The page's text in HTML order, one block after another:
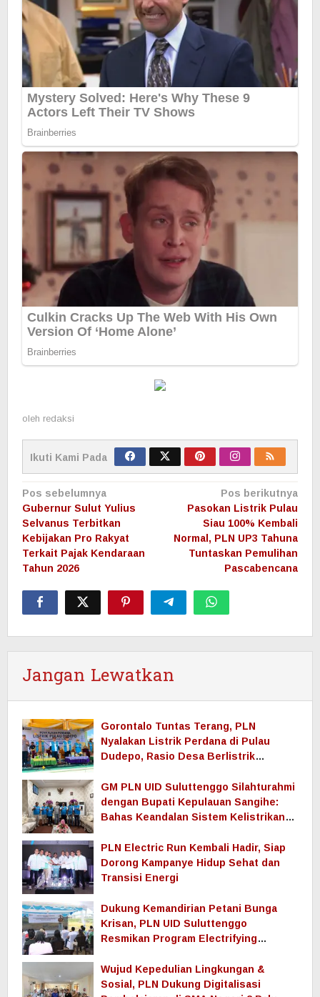
oleh redaksi
Ikuti Kami Pada
Navigasi
pos
Pos sebelumnya
Gubernur Sulut Yulius
Selvanus Terbitkan
Kebijakan Pro Rakyat
Terkait Pajak Kendaraan
Tahun 2026
Pos berikutnya
Pasokan Listrik Pulau
Siau 100% Kembali
Normal, PLN UP3 Tahuna
Tuntaskan Pemulihan
Pascabencana
Jangan Lewatkan
Gorontalo Tuntas Terang, PLN
Nyalakan Listrik Perdana di Pulau
Dudepo, Rasio Desa Berlistrik
GM PLN UID Suluttenggo Silahturahmi
dengan Bupati Kepulauan Sangihe:
Bahas Keandalan Sistem Kelistrikan
Tamako
PLN Electric Run Kembali Hadir, Siap
Dorong Kampanye Hidup Sehat dan
Transisi Energi
Dukung Kemandirian Petani Bunga
Krisan, PLN UID Suluttenggo
Resmikan Program Electrifying
Wujud Kepedulian Lingkungan &
Sosial, PLN Dukung Digitalisasi